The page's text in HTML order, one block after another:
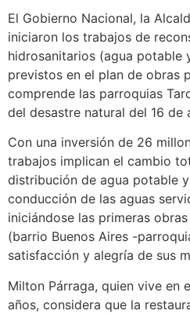
El Gobierno Nacional, la
iniciaron los trabajos de
hidrosanitarios (agua potable
previstos en el plan de obras
comprende las parroquias
del desastre natural del 16 de
Con una inversión de 26
trabajos implican el cambio
distribución de agua potable
conducción de las aguas
iniciándose las primeras
(barrio Buenos Aires -
satisfacción y alegría de sus
Milton Párraga, quien vive en
años, considera que la